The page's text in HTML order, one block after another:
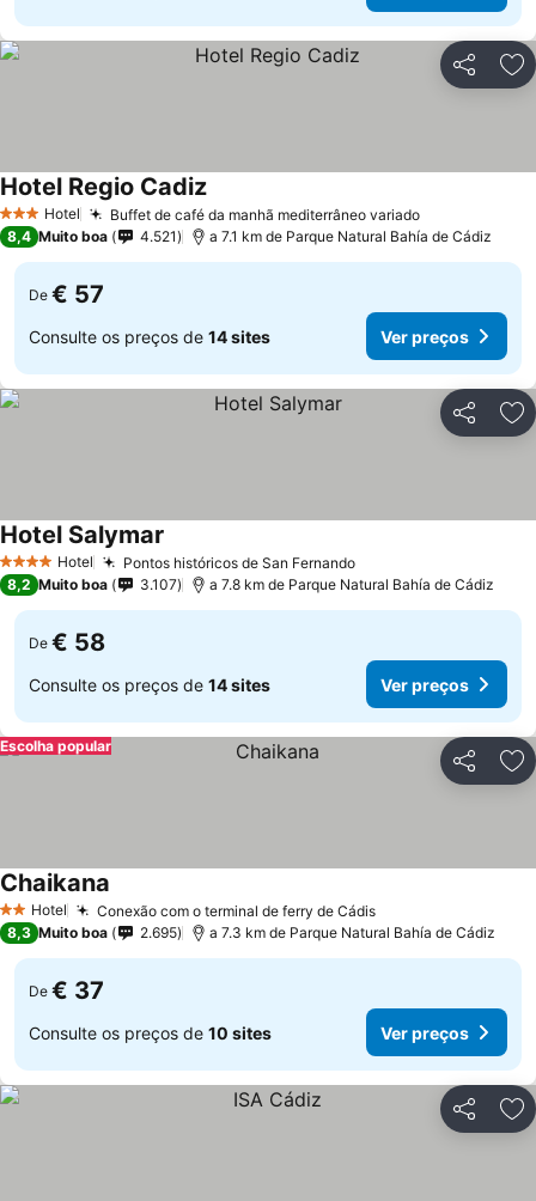
Partilhar
3 EstrelasHotel Buffet de café da manhã mediterrâneo variado
Hotel Regio Cadiz
8,4 Muito boa 4.521 a 7.1 km de Parque Natural Bahía de Cádiz
De € 57
Consulte os preços de 14 sites Ver preços
Partilhar
4 EstrelasHotel Pontos históricos de San Fernando
Hotel Salymar
8,2 Muito boa 3.107 a 7.8 km de Parque Natural Bahía de Cádiz
De € 58
Consulte os preços de 14 sites Ver preços
Partilhar
Escolha popular
2 Estrelas
Hotel Conexão com o terminal de ferry de Cádis
Chaikana
8,3 Muito boa 2.695 a 7.3 km de Parque Natural Bahía de Cádiz
De € 37
Consulte os preços de 10 sites Ver preços
Partilhar